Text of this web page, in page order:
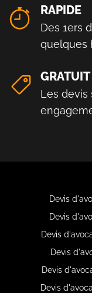
RAPIDE
Des 1ers
quelques
GRATUIT
Les devis
Devis
Devis
Devis
Devis
Devis
Devis